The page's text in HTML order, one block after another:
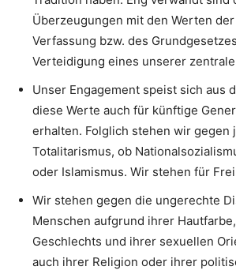
Überzeugungen mit den Werten
Verfassung bzw. des
Verteidigung eines unserer
Unser Engagement speist sich aus
diese Werte auch für künftige
erhalten. Folglich stehen wir gegen
Totalitarismus, ob
oder Islamismus. Wir stehen für
Wir stehen gegen die ungerechte
Menschen aufgrund ihrer
Geschlechts und ihrer sexuellen
auch ihrer Religion oder ihrer